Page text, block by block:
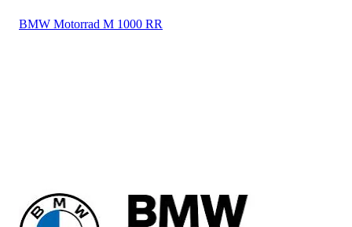
BMW Motorrad M 1000 RR